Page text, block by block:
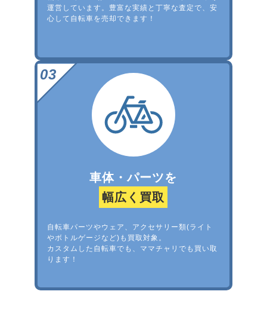
運営しています。豊富な実績と丁寧な査定で、安
心して自転車を売却できます！
車体・パーツを
幅広く買取
自転車パーツやウェア、アクセサリー類(ライト
やボトルゲージなど)も買取対象。
カスタムした自転車でも、ママチャリでも買い取
ります！